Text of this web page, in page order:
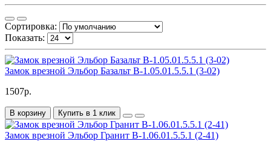
Сортировка:
Показать:
Замок врезной Эльбор Базальт В-1.05.01.5.5.1 (3-02)
1507р.
В корзину Купить в 1 клик
Замок врезной Эльбор Гранит В-1.06.01.5.5.1 (2-41)